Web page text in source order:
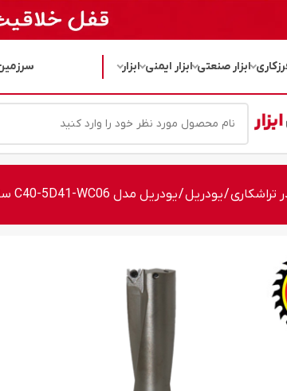
ابزار صنعتی ابزار ایمنی ابزار
تراشکاری/یودریل/ یودریل مدل C40-5D41-WC06 سایز 41